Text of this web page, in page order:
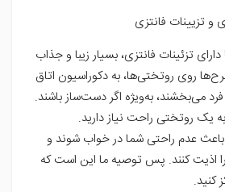
تزئینات فانتزی، بسیار زیبا و جذاب
روی روتختی‌ها، به دکوراسیون اتاق
می‌بخشند، به‌ویژه اگر دست‌ساز باشند.
یک روتختی راحت نیاز دارید.
عدم راحتی شما در خواب شوند و
کنند. پس توصیه ما این است که
کنید.